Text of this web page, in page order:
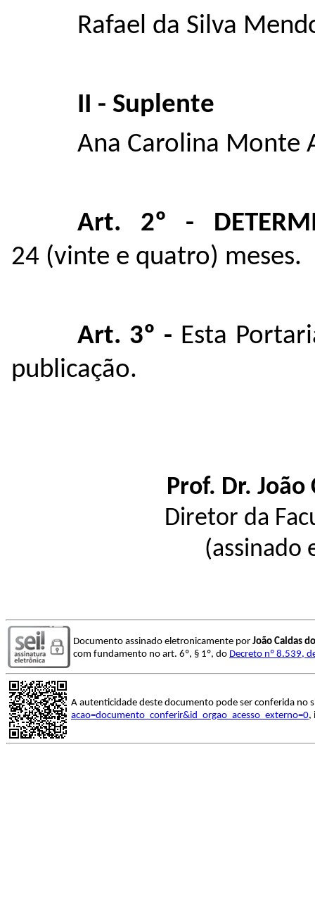
Rafael da Silva
II - Suplente
Ana Carolina Monte
Art. 2º -
24 (vinte e quatro) meses.
Art. 3º - Esta
publicação.
Prof. Dr. João
Diretor da
(assinado
Documento assinado eletronicamente por João Caldas
com fundamento no art. 6º, § 1º, do Decreto nº 8.539,
A autenticidade deste documento pode ser conferida no
acao=documento_conferir&id_orgao_acesso_externo=0,